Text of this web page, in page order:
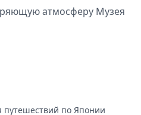
атмосферу Музея
по Японии